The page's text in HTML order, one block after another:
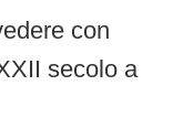
con
secolo a